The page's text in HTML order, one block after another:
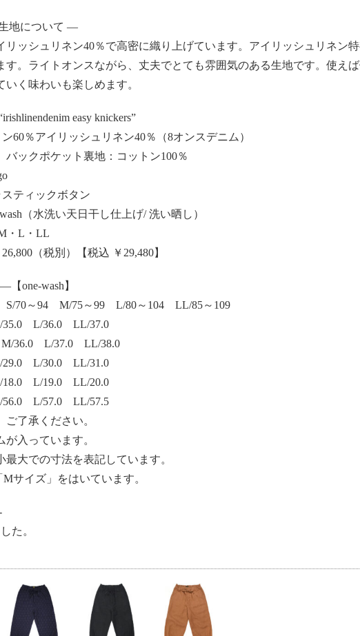
地について —
リッシュリネン40％で高密に織り上げています。アイリッシュリネン
す。ライトオンスながら、丈夫でとても雰囲気のある生地です。使え
いく味わいも楽しめます。
easy knickers”
60％アイリッシュリネン40％（8オンスデニム）
ックポケット裏地：コットン100％
ティックボタン
（水洗い天日干し仕上げ/ 洗い晒し）
・L・LL
（税別）【税込 ￥29,480】
one-wash】
S/70～94 M/75～99 L/80～104 LL/85～109
L/36.0 LL/37.0
36.0 L/37.0 LL/38.0
L/30.0 LL/31.0
L/19.0 LL/20.0
L/57.0 LL/57.5
了承ください。
入っています。
大での寸法を表記しています。
サイズ」をはいています。
た。